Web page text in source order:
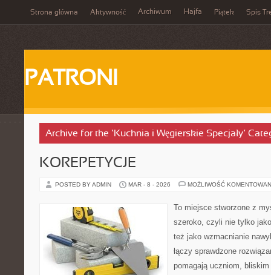
Strona główna Aktywność Archiwum Hajfa Piątek Spis
PATRONI
Archive for the ‘Kuchnia i Węgierskie Specjały’
KOREPETYCJE
POSTED BY ADMIN MAR - 8 - 2026 MOŻLIWOŚĆ
To miejsce stworzone z
szeroko, czyli nie tylko
też jako wzmacnianie
łączy sprawdzone
pomagają uczniom,